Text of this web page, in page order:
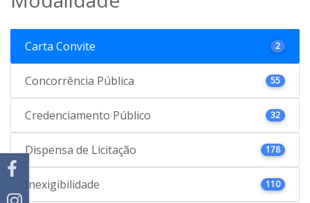
Carta Convite 2
Concorrência Pública 55
Credenciamento Público 32
Dispensa de Licitação 178
Inexigibilidade 110